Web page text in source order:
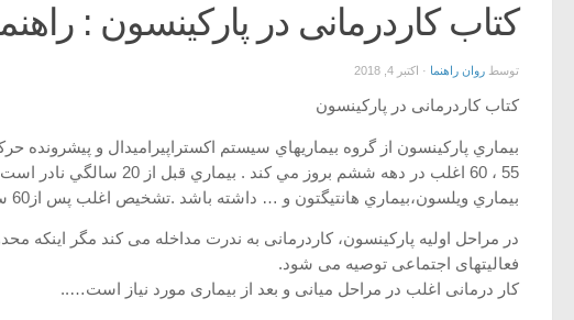
کتاب کاردرمانی در پارکینسون :
توسط روان راهنما · اکتبر 4, 2018
کتاب کاردرمانی در پارکینسون
55 ، 60 اغلب در دهه
بيماري ويلسون،بيماري هانتيگتون و … داشته باشد .تشخيص اغلب پس از60 سالگي گذاشته مي شود….
در مراحل اوليه پارکينسون، کاردرمانی به ندرت مداخله می کند مگر
فعاليتهای اجتماعی توصيه می شود.
کار درمانی اغلب در مراحل ميانی و بعد از بيماری مورد نياز است…..